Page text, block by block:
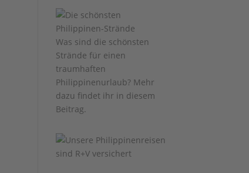
Was sind die schönsten
Strände für einen
traumhaften
Philippinenurlaub? Mehr
dazu findet ihr in diesem
Beitrag.